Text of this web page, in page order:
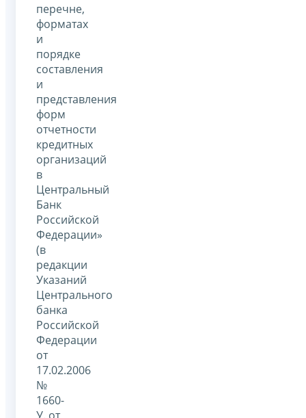
перечне,
форматах
и
порядке
составления
и
представления
форм
отчетности
кредитных
организаций
в
Центральный
Банк
Российской
Федерации»
(в
редакции
Указаний
Центрального
банка
Российской
Федерации
от
17.02.2006
№
1660-
У, от